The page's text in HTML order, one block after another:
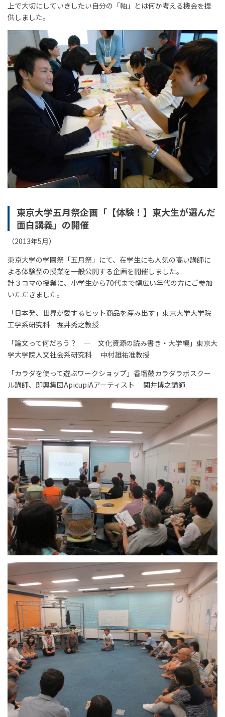
上で大切にしていきしたい自分の「軸」とは何か考える機会を提
供しました。
東京大学五月祭企画「【体験！】東大生が選んだ
面白講義」の開催
（2013年5月）
東京大学の学園祭「五月祭」にて、在学生にも人気の高い講師に
よる体験型の授業を一般公開する企画を開催しました。
計３コマの授業に、小学生から70代まで幅広い年代の方にご参加
いただきました。
「日本発、世界が愛するヒット商品を産み出す」東京大学大学院
工学系研究科 堀井秀之教授
「論文って何だろう？ ― 文化資源の読み書き・大学編」東京大
学大学院人文社会系研究科 中村雄祐准教授
「カラダを使って遊ぶワークショップ」香瑠鼓カラダラボスクー
ル講師、即興集団ApicupiAアーティスト 関井博之講師